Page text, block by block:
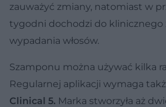
zauważyć zmiany, natomiast w
tygodni dochodzi do klinicznego
wypadania włosów.
Szamponu można używać kilka
Regularnej aplikacji wymaga
Clinical 5. Marka stworzyła aż